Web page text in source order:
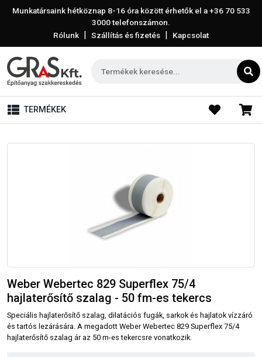
Munkatársaink hétköznap 8-16 óra között érhetők el a+36 70 533
3000telefonszámon.
Rólunk | Szállítás és fizetés | Kapcsolat
TERMÉKEK
Weber Webertec 829 Superflex 75/4
hajlaterősítő szalag - 50 fm-es tekercs
Speciális hajlaterősítő szalag, dilatációs fugák, sarkok és hajlatok vízzáró
és tartós lezárására. A megadott Weber Webertec 829 Superflex 75/4
hajlaterősítő szalag ár az 50 m-es tekercsre vonatkozik.